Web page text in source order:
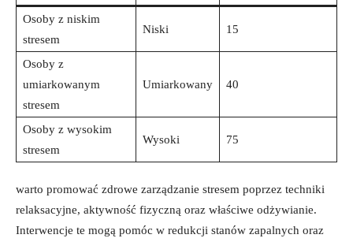
Osoby z niskim
stresem
Niski 15
Osoby z
umiarkowanym
stresem
Umiarkowany 40
Osoby z wysokim
stresem
Wysoki 75
warto promować zdrowe zarządzanie stresem poprzez techniki
relaksacyjne, aktywność fizyczną oraz właściwe odżywianie.
Interwencje te mogą pomóc w redukcji stanów zapalnych oraz